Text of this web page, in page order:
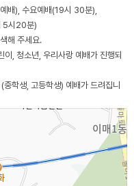
배), 수요예배(19시 30분),
5시20분)
해 주세요.
, 청소년, 우리사랑 예배가 진행되
학생, 고등학생) 예배가 드려집니